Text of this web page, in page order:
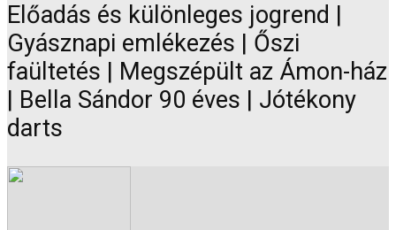
Előadás és különleges jogrend |
Gyásznapi emlékezés | Őszi
faültetés | Megszépült az Ámon-ház
| Bella Sándor 90 éves | Jótékony
darts